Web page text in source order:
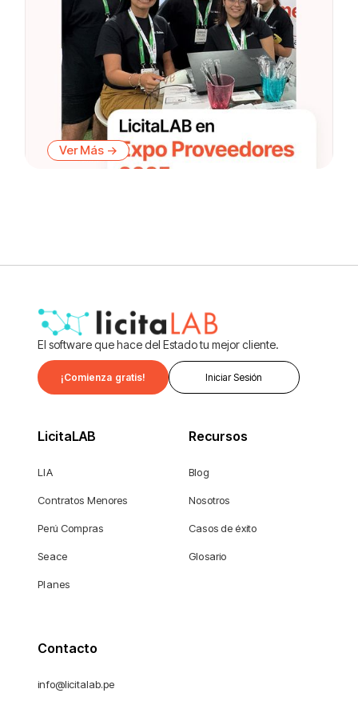
Ver Más ->
El software que hace del Estado tu mejor cliente.
¡Comienza gratis! Iniciar Sesión
LicitaLAB
LIA
Contratos Menores
Perú Compras
Seace
Planes
Recursos
Blog
Nosotros
Casos de éxito
Glosario
Contacto
info@licitalab.pe